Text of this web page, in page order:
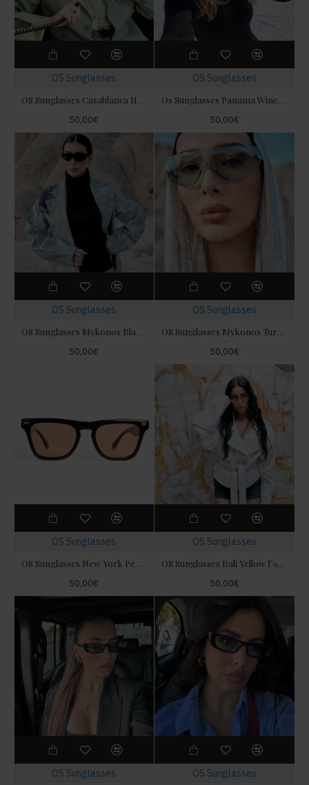
OS Sunglasses
OS Sunglasses Casablanca Havana Blue Γυαλιά Ηλίου
50,00€
OS Sunglasses
Os Sunglasses Panama Wine Γυαλιά Ηλίου
50,00€
OS Sunglasses
OS Sunglasses Mykonos Black Γυαλιά Ηλίου
50,00€
OS Sunglasses
OS Sunglasses Mykonos Turquoise Γυαλιά Ηλίου
50,00€
OS Sunglasses
OS Sunglasses New York Peach Γυαλιά Ηλίου
50,00€
OS Sunglasses
OS Sunglasses Bali Yellow Γυαλιά Ηλίου
50,00€
OS Sunglasses OS Sunglasses